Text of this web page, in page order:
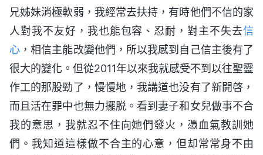
兄姊妹消極軟弱，我經常去扶持，有時他們不信的家
人對我不友好，我也能包容、忍耐，對主不失去信
心 ，相信主能改變他們，所以我感到自己信主後有了
很大的變化。但從2011年以來我就感受不到以往聖靈
作工的那股勁了，慢慢地，我講道也没有了新開啓，
而且活在罪中也無力擺脱。看到妻子和女兒做事不合
我的意思，我就忍不住向她們發火，憑血氣教訓她
們。我知道這樣做不合主的心意，但却常常身不由